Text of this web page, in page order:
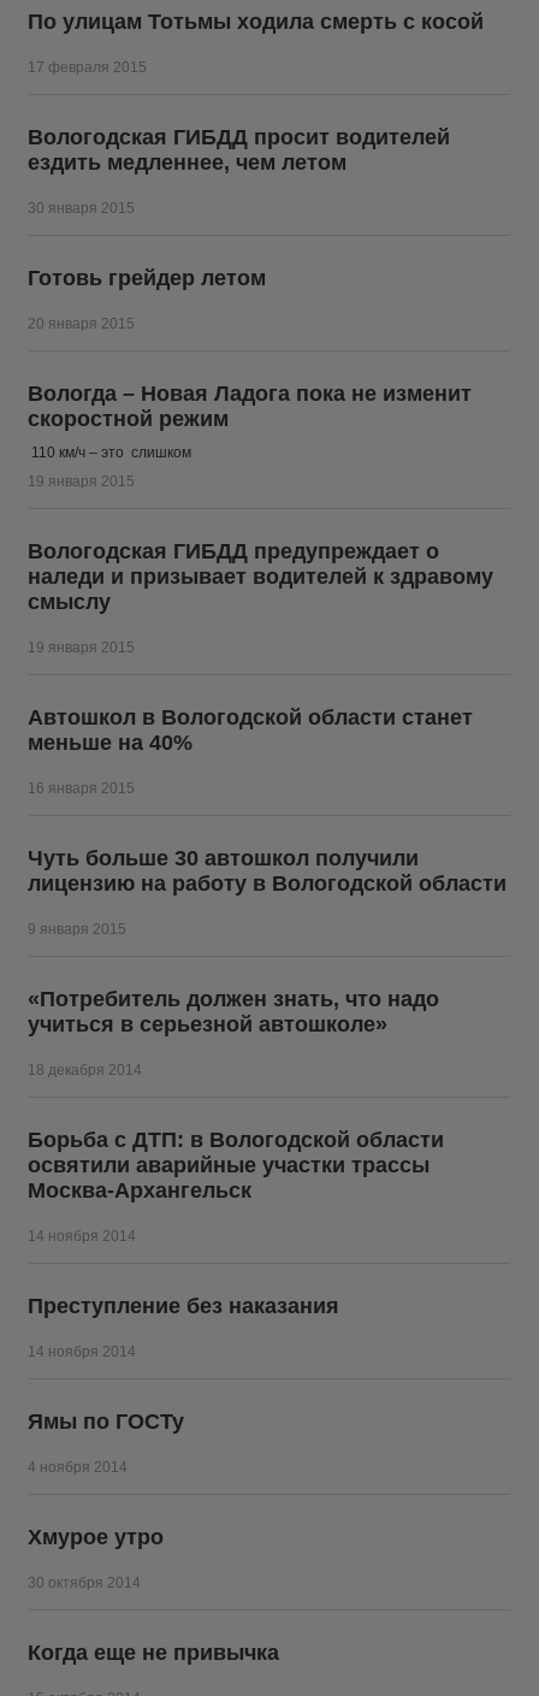
По улицам Тотьмы ходила смерть с косой
17 февраля 2015
Вологодская ГИБДД просит водителей
ездить медленнее, чем летом
30 января 2015
Готовь грейдер летом
20 января 2015
Вологда – Новая Ладога пока не изменит
скоростной режим
110 км/ч – это слишком
19 января 2015
Вологодская ГИБДД предупреждает о
наледи и призывает водителей к здравому
смыслу
19 января 2015
Автошкол в Вологодской области станет
меньше на 40%
16 января 2015
Чуть больше 30 автошкол получили
лицензию на работу в Вологодской области
9 января 2015
«Потребитель должен знать, что надо
учиться в серьезной автошколе»
18 декабря 2014
Борьба с ДТП: в Вологодской области
освятили аварийные участки трассы
Москва-Архангельск
14 ноября 2014
Преступление без наказания
14 ноября 2014
Ямы по ГОСТу
4 ноября 2014
Хмурое утро
30 октября 2014
Когда еще не привычка